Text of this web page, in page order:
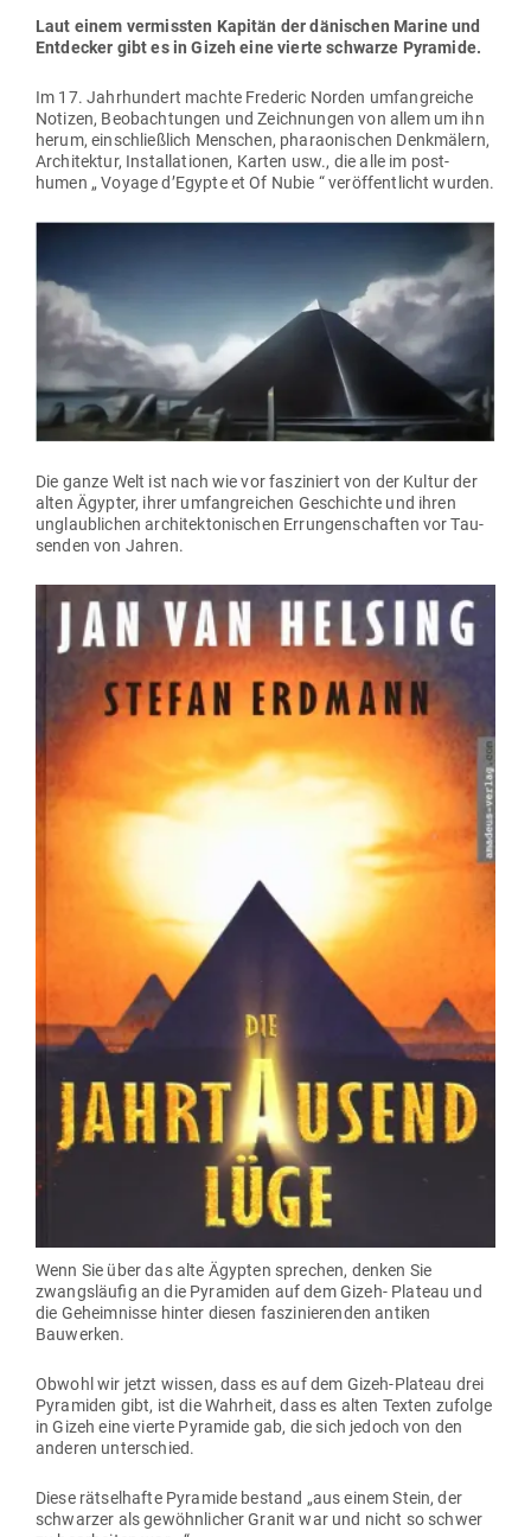
Laut einem ver­missten Kapitän der däni­schen Marine und
Ent­decker gibt es in Gizeh eine vierte schwarze Pyramide.
Im 17. Jahr­hundert machte Fre­deric Norden umfang­reiche
Notizen, Beob­ach­tungen und Zeich­nungen von allem um ihn
herum, ein­schließlich Men­schen, pha­rao­ni­schen Denk­mälern,
Archi­tektur, Instal­la­tionen, Karten usw., die alle im post­
humen „ Voyage d’Egypte et Of Nubie “ ver­öf­fent­licht wurden.
Die ganze Welt ist nach wie vor fas­zi­niert von der Kultur der
alten Ägypter, ihrer umfang­reichen Geschichte und ihren
unglaub­lichen archi­tek­to­ni­schen Errun­gen­schaften vor Tau­
senden von Jahren.
Wenn Sie über das alte Ägypten sprechen, denken Sie
zwangs­läufig an die Pyra­miden auf dem Gizeh- Plateau und
die Geheim­nisse hinter diesen fas­zi­nie­renden antiken
Bauwerken.
Obwohl wir jetzt wissen, dass es auf dem Gizeh-Plateau drei
Pyra­miden gibt, ist die Wahrheit, dass es alten Texten zufolge
in Gizeh eine vierte Pyramide gab, die sich jedoch von den
anderen unterschied.
Diese rät­sel­hafte Pyramide bestand „aus einem Stein, der
schwarzer als gewöhn­licher Granit war und nicht so schwer